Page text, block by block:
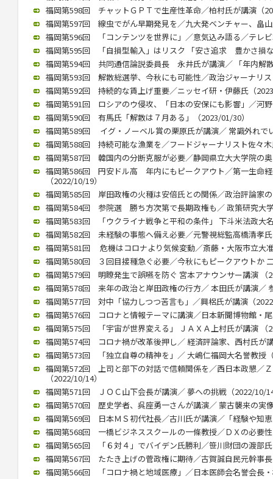
福岡第598回 チャットＧＰＴで生産性革命／柏村氏が講演（
福岡第597回 線虫でがん早期発見を／九大発ベンチャー、畠
福岡第596回 「コンテンツを世界に」／意気込み語る／テレ
福岡第595回 「自損型輸入」はリスク 「安さ追求 豊かさ損
福岡第594回 共同通信論説委員長 永井氏が講演／ 「年内解
福岡第593回 解散総選挙、今秋にも可能性／政治ジャーナリ
福岡第592回 持続的な賃上げ重要／ニッセイ研・伊藤氏（
福岡第591回 ロシアのウ侵攻、「日本の安保にも影響」／河
福岡第590回 有馬氏「解散は７月ある」（2023/01/30）
福岡第589回 イグ・ノーベル賞の栗原氏が講演／ 常識外れで
福岡第588回 持続可能な漁業を／フードジャーナリスト佐々
福岡第587回 韓国内の分断克服が必要／静岡県立大大学院の
福岡第586回 円安ドル高 年内にもピークアウト／第一生命
（2022/10/19）
福岡第585回 岸田政権の火種は安倍氏との関係／政治評論家
福岡第584回 参院選 勝ち方次第で長期政権も／ 政策研究大
福岡第583回 「ウクライナ戦争と平和の条件」 下斗米法政大
福岡第582回 未経験の事態へ備え必要／元警視総監高橋清孝
福岡第581回 危機はコロナより気候変動／斎藤・大阪市立大
福岡第580回 ３回目接種急ぐ必要／今秋にもピークアウトか
福岡第579回 明瞭発生で誤嚥を防ぐ 宮本アナウンサー講演 （
福岡第578回 来年の政治と岸田政権の行方／ 本田氏が講演／
福岡第577回 対中「協力しつつ苦言も」／興梠氏が講演（
福岡第576回 コロナと情報テーマに講演／日本新聞博物館・
福岡第575回 「宇宙が世界変える」 ＪＡＸＡ上村氏が講演 （
福岡第574回 コロナ禍が改革後押し／ 経済評論家、西村氏が
福岡第573回 「独立自尊の精神を」／ 大嶋仁福岡大名誉教授
福岡第572回 上司と部下の対話で信頼関係を／西日本政懇／
（2022/10/14）
福岡第571回 ＪＯＣ山下会長が講演／ 夢への挑戦（2022/10/
福岡第570回 歴史学者、呉座勇一さんが講演／ 蒙古襲来の実
福岡第569回 日本ＭＳ初代社長／古川氏が講演／「経験や知
福岡第568回 一橋ビジネススクールの一條教授／ＤＸの必要
福岡第565回 「６対４」でバイデン氏勝利／笹川財団の渡部
福岡第567回 たたき上げの菅政権に期待／古賀誠自民元幹事
福岡第566回 「コロナ禍と地域医療」／日本医師会名誉会長